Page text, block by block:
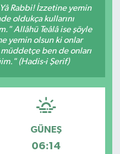
Rabbi! İzzetine yemin
oldukça kullarını
Allâhü Teâlâ ise şöyle
yemin olsun ki onlar
ben de onları
(Hadis-i Şerif)
GÜNEŞ
06:14